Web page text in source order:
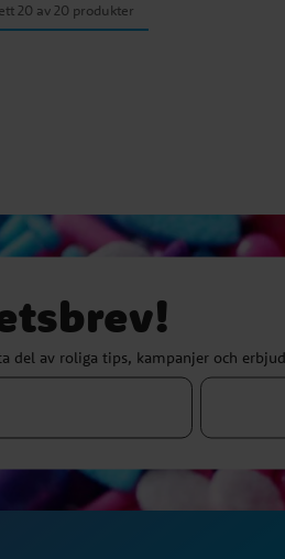
20 av 20 produkter
del av roliga tips, kampanjer och